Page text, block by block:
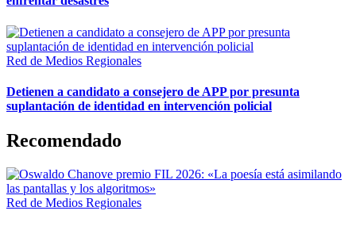
Red de Medios Regionales
Detienen a candidato a consejero de APP por presunta
suplantación de identidad en intervención policial
Recomendado
Red de Medios Regionales